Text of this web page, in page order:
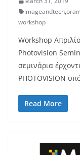
imageandtech,
workshop
Workshop
Photovision
σεμινάρια
PHOTOVISION
Read More